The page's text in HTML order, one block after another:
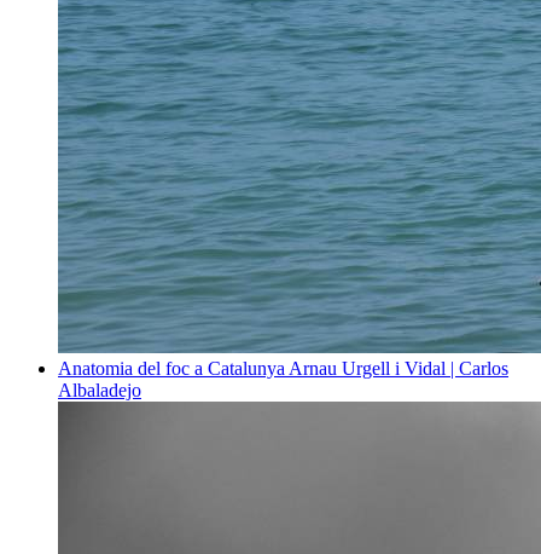
Anatomia del foc a Catalunya Arnau Urgell i Vidal | Carlos
Albaladejo